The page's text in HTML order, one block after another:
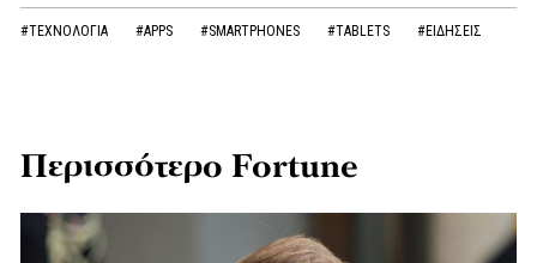
#ΤΕΧΝΟΛΟΓΙΑ #APPS #SMARTPHONES #TABLETS #ΕΙΔΗΣΕΙΣ
Περισσότερο Fortune